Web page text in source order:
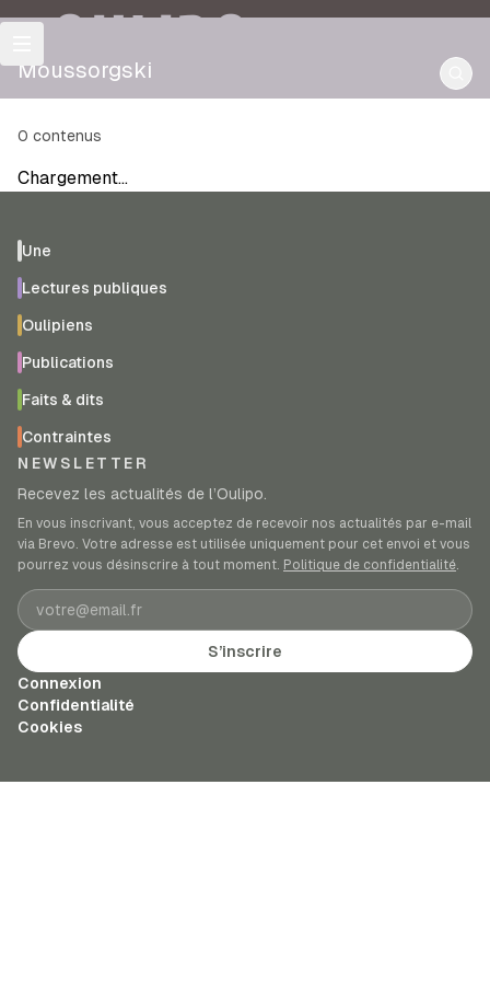
OULIPO
Moussorgski
0 contenus
Chargement…
Une
Lectures publiques
Oulipiens
Publications
Faits & dits
Contraintes
NEWSLETTER
Recevez les actualités de l’Oulipo.
En vous inscrivant, vous acceptez de recevoir nos actualités par e-mail
via Brevo. Votre adresse est utilisée uniquement pour cet envoi et vous
pourrez vous désinscrire à tout moment. Politique de confidentialité.
Adresse e-mail
S’inscrire
Connexion
Confidentialité
Cookies